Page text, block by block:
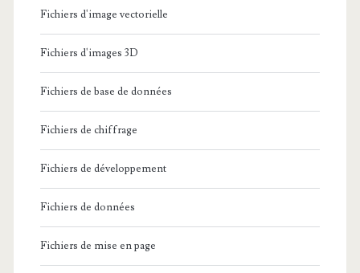
Fichiers d'image vectorielle
Fichiers d'images 3D
Fichiers de base de données
Fichiers de chiffrage
Fichiers de développement
Fichiers de données
Fichiers de mise en page